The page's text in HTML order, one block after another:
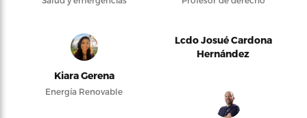
Kiara Gerena
Energía Renovable
Lcdo Josué Cardona
Hernández